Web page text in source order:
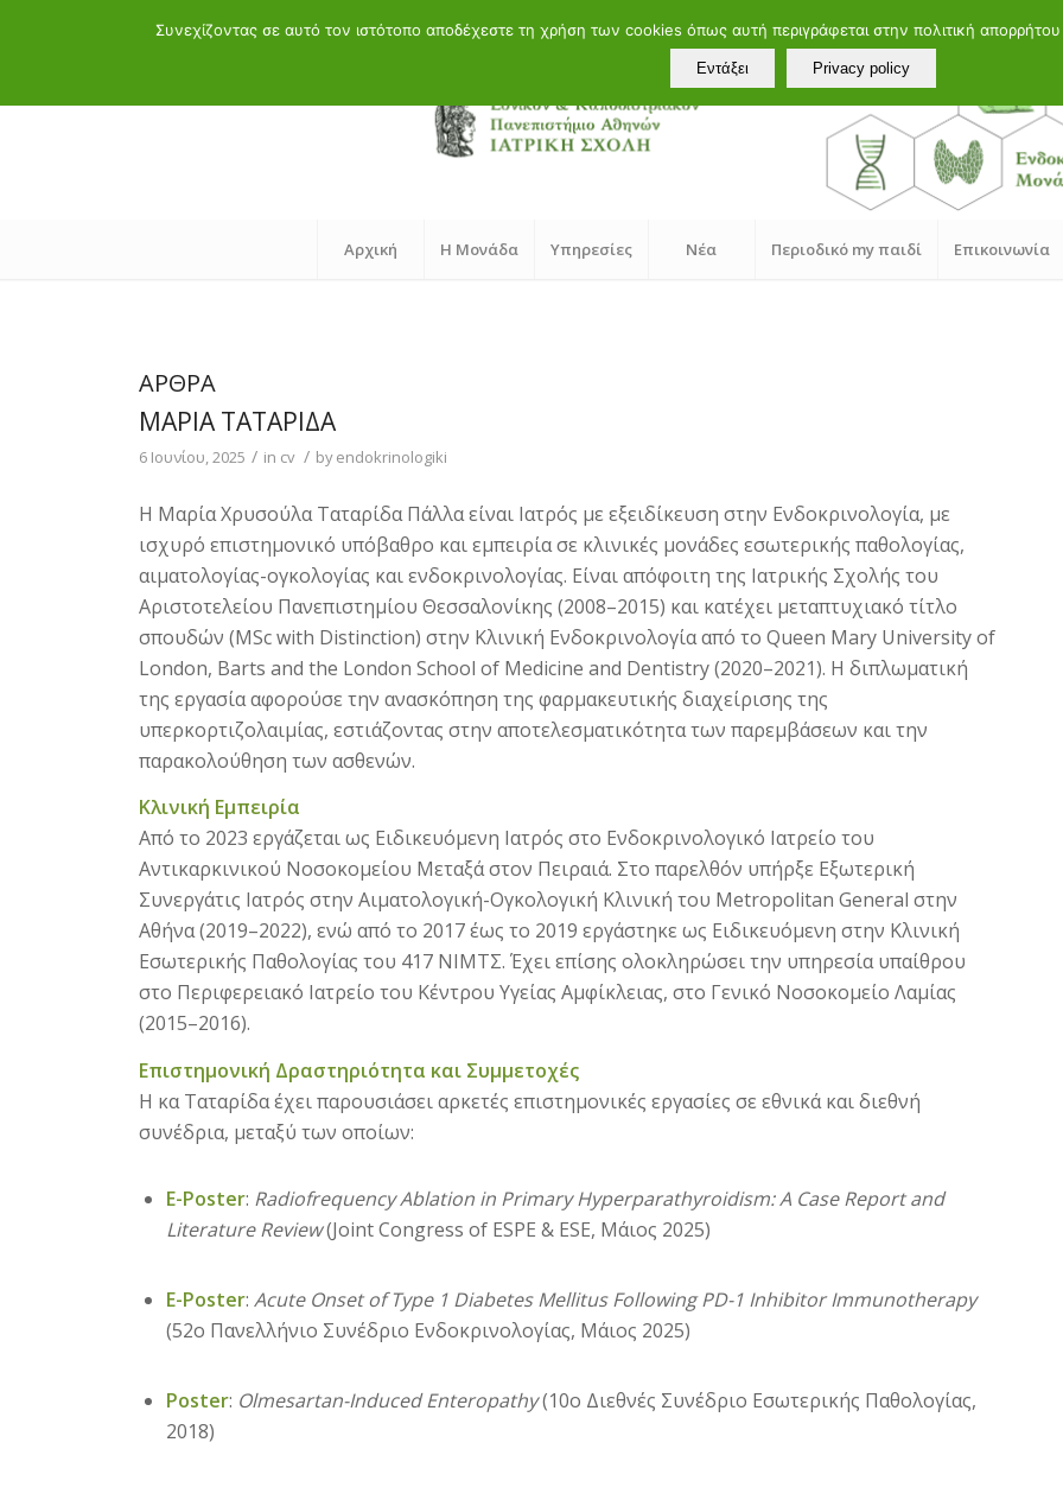
Αρχική Η Μονάδα Υπηρεσίες Νέα Περιοδικό my παιδί Επικοινωνία
ΆΡΘΡΑ
ΜΑΡΙΑ ΤΑΤΑΡΙΔΑ
6 Ιουνίου, 2025 / in cv / byendokrinologiki
Η Μαρία Χρυσούλα Ταταρίδα Πάλλα είναι Ιατρός με εξειδίκευση στην Ενδοκρινολογία, με
ισχυρό επιστημονικό υπόβαθρο και εμπειρία σε κλινικές μονάδες εσωτερικής παθολογίας,
αιματολογίας-ογκολογίας και ενδοκρινολογίας. Είναι απόφοιτη της Ιατρικής Σχολής του
Αριστοτελείου Πανεπιστημίου Θεσσαλονίκης (2008–2015) και κατέχει μεταπτυχιακό τίτλο
σπουδών (MSc with Distinction) στην Κλινική Ενδοκρινολογία από το Queen Mary University of
London, Barts and the London School of Medicine and Dentistry (2020–2021). Η διπλωματική
της εργασία αφορούσε την ανασκόπηση της φαρμακευτικής διαχείρισης της
υπερκορτιζολαιμίας, εστιάζοντας στην αποτελεσματικότητα των παρεμβάσεων και την
παρακολούθηση των ασθενών.
Κλινική Εμπειρία
Από το 2023 εργάζεται ως Ειδικευόμενη Ιατρός στο Ενδοκρινολογικό Ιατρείο του
Αντικαρκινικού Νοσοκομείου Μεταξά στον Πειραιά. Στο παρελθόν υπήρξε Εξωτερική
Συνεργάτις Ιατρός στην Αιματολογική-Ογκολογική Κλινική του Metropolitan General στην
Αθήνα (2019–2022), ενώ από το 2017 έως το 2019 εργάστηκε ως Ειδικευόμενη στην Κλινική
Εσωτερικής Παθολογίας του 417 ΝΙΜΤΣ. Έχει επίσης ολοκληρώσει την υπηρεσία υπαίθρου
στο Περιφερειακό Ιατρείο του Κέντρου Υγείας Αμφίκλειας, στο Γενικό Νοσοκομείο Λαμίας
(2015–2016).
Επιστημονική Δραστηριότητα και Συμμετοχές
Η κα Ταταρίδα έχει παρουσιάσει αρκετές επιστημονικές εργασίες σε εθνικά και διεθνή
συνέδρια, μεταξύ των οποίων:
E-Poster: Radiofrequency Ablation in Primary Hyperparathyroidism: A Case Report and
Literature Review(Joint Congress of ESPE & ESE, Μάιος 2025)
E-Poster:Acute Onset of Type 1 Diabetes Mellitus Following PD-1 Inhibitor Immunotherapy
(52ο Πανελλήνιο Συνέδριο Ενδοκρινολογίας, Μάιος 2025)
Poster: Olmesartan-Induced Enteropathy(10ο Διεθνές Συνέδριο Εσωτερικής Παθολογίας,
2018)
Συνεχίζοντας σε αυτό τον ιστότοπο αποδέχεστε τη χρήση των cookies όπως αυτή περιγράφεται στην πολιτική
Εντάξει Privacy policy